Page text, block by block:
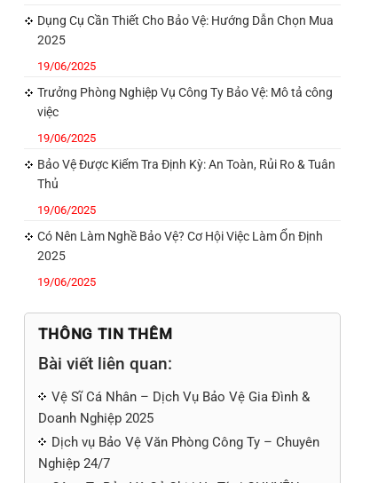
Dụng Cụ Cần Thiết Cho Bảo Vệ: Hướng Dẫn Chọn Mua
2025
19/06/2025
Trưởng Phòng Nghiệp Vụ Công Ty Bảo Vệ: Mô tả công
việc
19/06/2025
Bảo Vệ Được Kiểm Tra Định Kỳ: An Toàn, Rủi Ro & Tuân
Thủ
19/06/2025
Có Nên Làm Nghề Bảo Vệ? Cơ Hội Việc Làm Ổn Định
2025
19/06/2025
THÔNG TIN THÊM
Bài viết liên quan:
Vệ Sĩ Cá Nhân – Dịch Vụ Bảo Vệ Gia Đình &
Doanh Nghiệp 2025
Dịch vụ Bảo Vệ Văn Phòng Công Ty – Chuyên
Nghiệp 24/7